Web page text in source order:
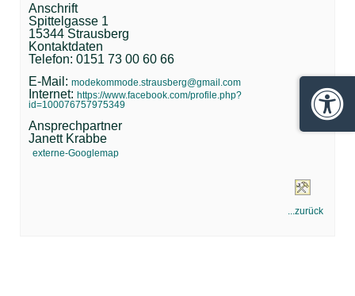
Anschrift
Spittelgasse 1
15344 Strausberg
Kontaktdaten
Telefon: 0151 73 00 60 66
E-Mail: modekommode.strausberg@gmail.com
Internet: https://www.facebook.com/profile.php?
id=100076757975349
Ansprechpartner
Janett Krabbe
externe-Googlemap
...zurück